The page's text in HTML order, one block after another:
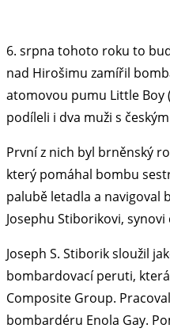
6. srpna tohoto roku to
nad Hirošimu zamířil
atomovou pumu Little Boy
podíleli i dva muži s
První z nich byl brněnský
který pomáhal bombu
palubě letadla a navigoval
Josephu Stiborikovi,
Joseph S. Stiborik sloužil
bombardovací peruti,
Composite Group.
bombardéru Enola Gay.